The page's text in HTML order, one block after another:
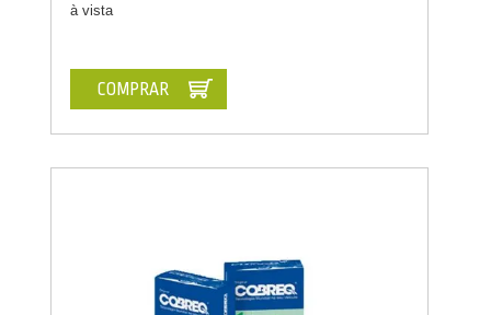
à vista
COMPRAR